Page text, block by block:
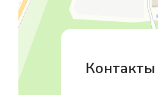
Магазин резинотехники
Резиновые и резинотехнические
Садовый инвентарь и техника в
Контакты